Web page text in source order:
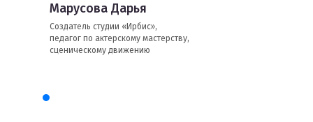
Марусова Дарья
Создатель студии «Ирбис»,
педагог по актерскому мастерству,
сценическому движению